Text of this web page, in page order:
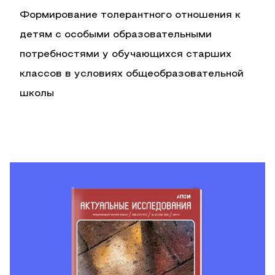
Формирование толерантного отношения к
детям с особыми образовательными
потребностями у обучающихся старших
классов в условиях общеобразовательной
школы